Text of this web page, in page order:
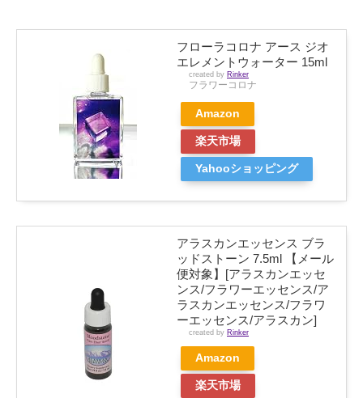
フローラコロナ アース ジオ
エレメントウォーター 15ml
created by Rinker
フラワーコロナ
Amazon
楽天市場
Yahooショッピング
アラスカンエッセンス ブラ
ッドストーン 7.5ml 【メール
便対象】[アラスカンエッセ
ンス/フラワーエッセンス/ア
ラスカンエッセンス/フラワ
ーエッセンス/アラスカン]
created by Rinker
Amazon
楽天市場